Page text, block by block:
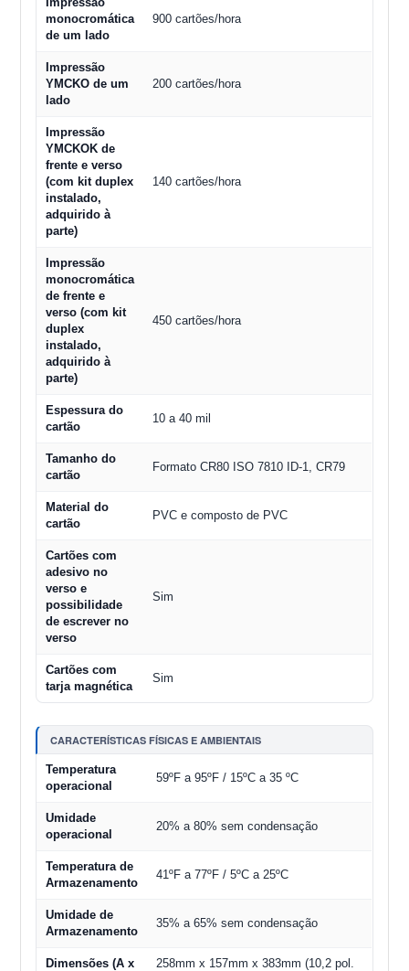
monocromática
de um lado
900 cartões/hora
Impressão
YMCKO de um
lado
200 cartões/hora
Impressão
YMCKOK de
frente e verso
(com kit duplex
instalado,
adquirido à
parte)
140 cartões/hora
Impressão
monocromática
de frente e
verso (com kit
duplex
instalado,
adquirido à
parte)
450 cartões/hora
Espessura do
cartão
10 a 40 mil
Tamanho do
cartão
Formato CR80 ISO 7810 ID-1, CR79
Material do
cartão
PVC e composto de PVC
Cartões com
adesivo no
verso e
possibilidade
de escrever no
verso
Sim
Cartões com
tarja magnética
Sim
CARACTERÍSTICAS FÍSICAS E AMBIENTAIS
Temperatura
operacional
59ºF a 95ºF / 15ºC a 35 ºC
Umidade
operacional
20% a 80% sem condensação
Temperatura de
Armazenamento
41ºF a 77ºF / 5ºC a 25ºC
Umidade de
Armazenamento
35% a 65% sem condensação
Dimensões (A x
258mm x 157mm x 383mm (10,2 pol.